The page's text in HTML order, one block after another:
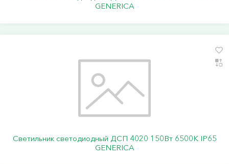
GENERICA
Светильник светодиодный ДСП 4020 150Вт 6500К IP65
GENERICA